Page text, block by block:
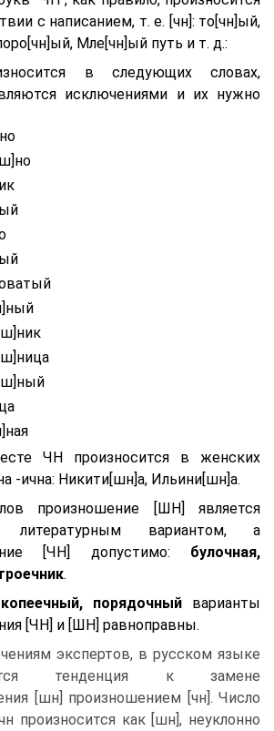
с написанием, т. е. [чн]: то[чн]ый,
Мле[чн]ый путь и т. д.:
в следующих словах,
исключениями и их нужно
ЧН произносится в женских
-ична: Никити[шн]а, Ильини[шн]а.
произношение [ШН] является
литературным вариантом, а
[ЧН] допустимо: булочная,
.
копеечный, порядочныйварианты
[ЧН] и [ШН] равноправны.
экспертов, в русском языке
тенденция к замене
[шн] произношением [чн]. Число
произносится как [шн], неуклонно